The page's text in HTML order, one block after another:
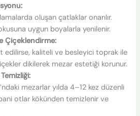
oluşan çatlaklar onarılır.
uygun boyalarla yenilenir.
Çiçeklendirme:
edilirse, kaliteli ve besleyici toprak ile
dikilerek mezar estetiği korunur.
mezarlar yılda 4–12 kez düzenli
otlar kökünden temizlenir ve